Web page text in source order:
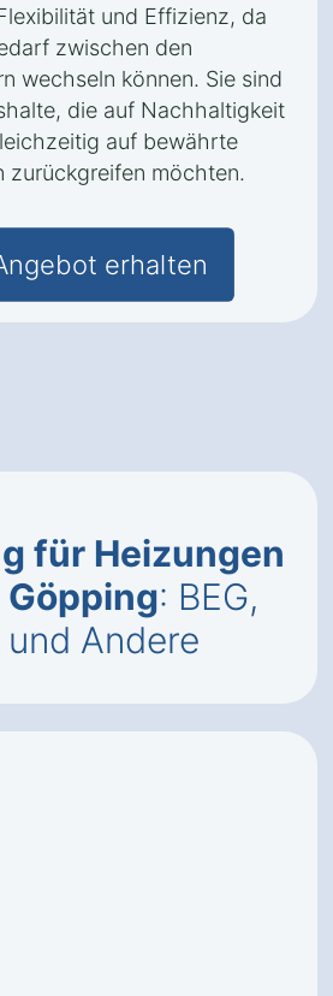
und Effizienz, da
zwischen den
wechseln können. Sie sind
die auf Nachhaltigkeit
auf bewährte
zurückgreifen möchten.
erhalten
für Heizungen
: BEG,
und Andere